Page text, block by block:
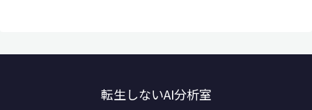
転生しないAI分析室